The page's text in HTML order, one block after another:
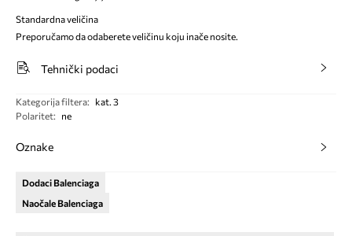
Standardna veličina
Preporučamo da odaberete veličinu koju inače nosite.
Tehnički podaci
Kategorija filtera:
kat. 3
Polaritet: ne
Oznake
Dodaci Balenciaga
Naočale Balenciaga